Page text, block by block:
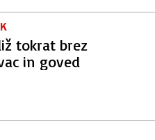
tokrat brez
in goved